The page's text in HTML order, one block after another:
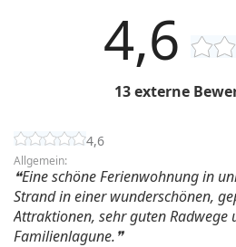
4,6
13 externe
4,6
Allgemein:
Eine schöne Ferienwohnung in
Strand in einer wunderschönen,
Attraktionen, sehr guten Radwege
Familienlagune.